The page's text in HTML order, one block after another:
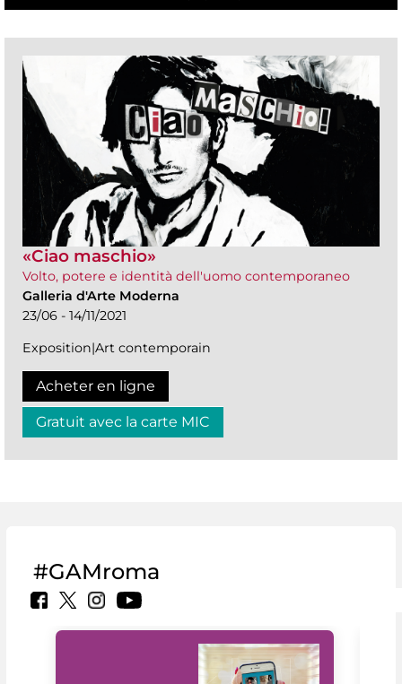
«Ciao maschio»
Volto, potere e identità dell'uomo contemporaneo
Galleria d'Arte Moderna
23/06 - 14/11/2021
Exposition|Art contemporain
Acheter en ligne
Gratuit avec la carte MIC
#GAMroma